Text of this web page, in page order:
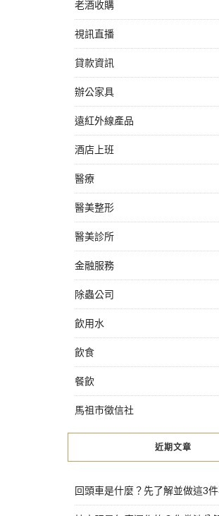
老酒收購
視訊直播
貸款資訊
辦公家具
遠紅外線產品
酒店上班
醫療
醫美整形
醫美診所
金融服務
除蟲公司
飲用水
飲食
餐飲
馬祖市徵信社
近期文章
回頭車是什麼？先了解並做這3